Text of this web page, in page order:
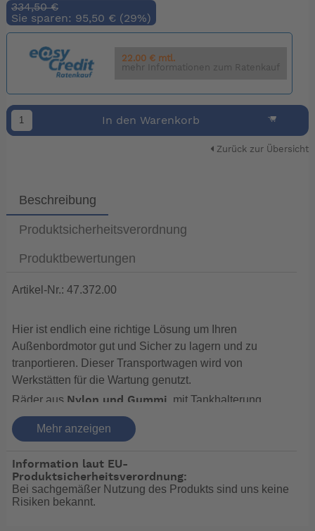
334,50 €
Sie sparen: 95,50 € (29%)
22.00 € mtl.
mehr Informationen zum Ratenkauf
In den Warenkorb
Zurück zur Übersicht
Beschreibung
Produktsicherheitsverordnung
Produktbewertungen
Artikel-Nr.: 47.372.00
Hier ist endlich eine richtige Lösung um Ihren
Außenbordmotor gut und Sicher zu lagern und zu
tranportieren. Dieser Transportwagen wird von
Werkstätten für die Wartung genutzt.
Räder aus Nylon und Gummi
, mit Tankhalterung.
Ein spezieller Mechanismus ermöglicht es das Gestell
in sekundenschnelle vollkommen platzsparend
Chromverzinkt.
Platte ausPhenolkompensatmit
Polyurethanlackierung, professionelles Modell mit 4 x
Mehr anzeigen
Information laut EU-
Produktsicherheitsverordnung:
Bei sachgemäßer Nutzung des Produkts sind uns keine
Risiken bekannt.